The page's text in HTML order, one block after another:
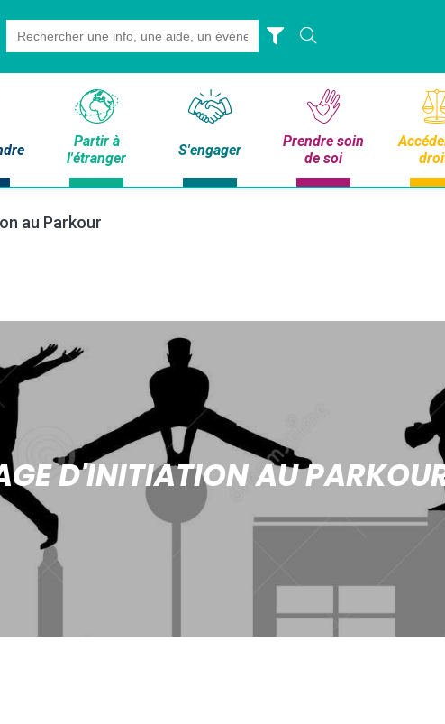
Search
for:
Partir à
l'étranger
S'engager
Prendre soin
de soi
au Parkour
D'INITIATION AU